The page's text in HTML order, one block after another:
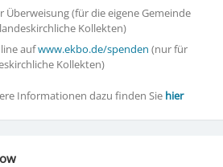
Überweisung (für die eigene Gemeinde
Kollekten)
aufwww.ekbo.de/spenden (nur für
Kollekten)
Informationen dazu finden Sie hier